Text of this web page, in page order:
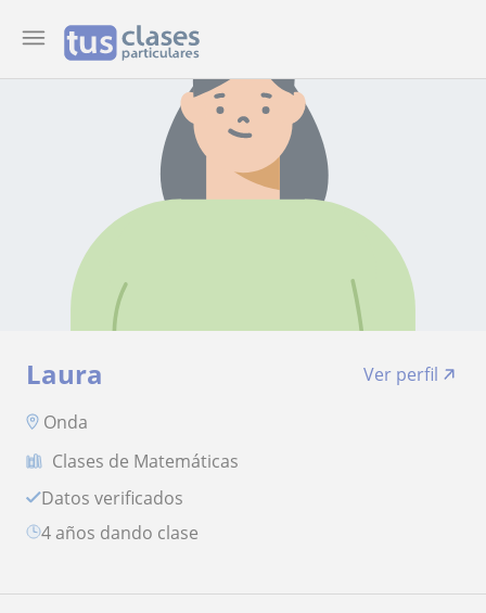
Laura
Ver perfil
Onda
Clases de Matemáticas
Datos verificados
4 años dando clase